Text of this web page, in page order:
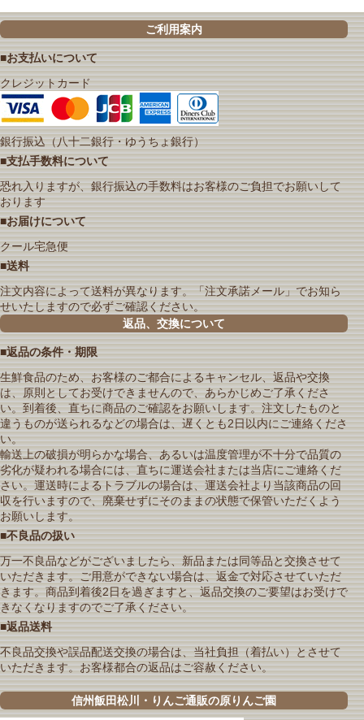
ご利用案内
■お支払いについて
クレジットカード
銀行振込（八十二銀行・ゆうちょ銀行）
■支払手数料について
恐れ入りますが、銀行振込の手数料はお客様のご負担でお願いして
おります
■お届けについて
クール宅急便
■送料
注文内容によって送料が異なります。「注文承諾メール」でお知ら
せいたしますので必ずご確認ください。
返品、交換について
■返品の条件・期限
生鮮食品のため、お客様のご都合によるキャンセル、返品や交換
は、原則としてお受けできませんので、あらかじめご了承くださ
い。到着後、直ちに商品のご確認をお願いします。注文したものと
違うものが送られるなどの場合は、遅くとも2日以内にご連絡くださ
い。
輸送上の破損が明らかな場合、あるいは温度管理が不十分で品質の
劣化が疑われる場合には、直ちに運送会社または当店にご連絡くだ
さい。運送時によるトラブルの場合は、運送会社より当該商品の回
収を行いますので、廃棄せずにそのままの状態で保管いただくよう
お願いします。
■不良品の扱い
万一不良品などがございましたら、新品または同等品と交換させて
いただきます。ご用意ができない場合は、返金で対応させていただ
きます。商品到着後2日を過ぎますと、返品交換のご要望はお受けで
きなくなりますのでご了承ください。
■返品送料
不良品交換や誤品配送交換の場合は、当社負担（着払い）とさせて
いただきます。お客様都合の返品はご容赦ください。
信州飯田松川・りんご通販の原りんご園